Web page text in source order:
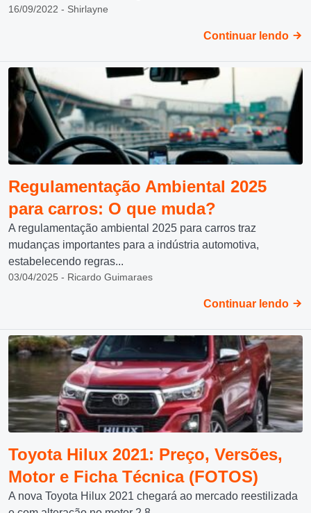
16/09/2022 - Shirlayne
Continuar lendo
Regulamentação Ambiental 2025
para carros: O que muda?
A regulamentação ambiental 2025 para carros traz
mudanças importantes para a indústria automotiva,
estabelecendo regras...
03/04/2025 - Ricardo Guimaraes
Continuar lendo
Toyota Hilux 2021: Preço, Versões,
Motor e Ficha Técnica (FOTOS)
A nova Toyota Hilux 2021 chegará ao mercado reestilizada